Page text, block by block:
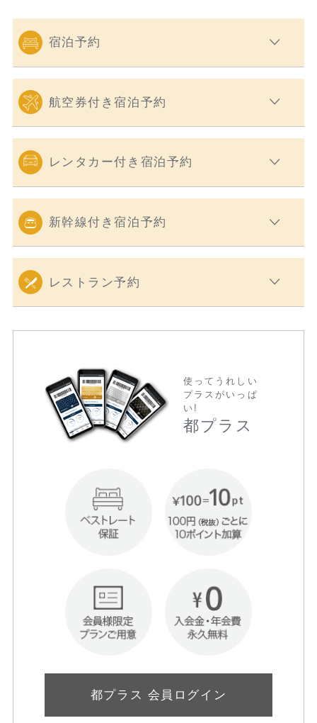
宿泊予約
航空券付き宿泊予約
レンタカー付き宿泊予約
新幹線付き宿泊予約
レストラン予約
使ってうれしい
プラスがいっぱ
い!
都プラス
都プラス 会員ログイン